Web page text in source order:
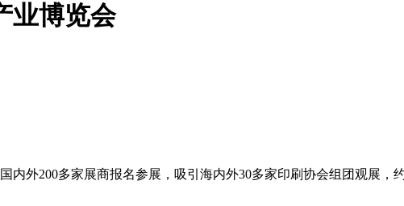
业博览会
外200多家展商报名参展，吸引海内外30多家印刷协会组团观展，